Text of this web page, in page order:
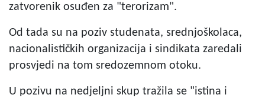
zatvorenik osuđen za "terorizam".
Od tada su na poziv studenata, srednjoškolaca,
nacionalističkih organizacija i sindikata zaredali
prosvjedi na tom sredozemnom otoku.
U pozivu na nedjeljni skup tražila se "istina i